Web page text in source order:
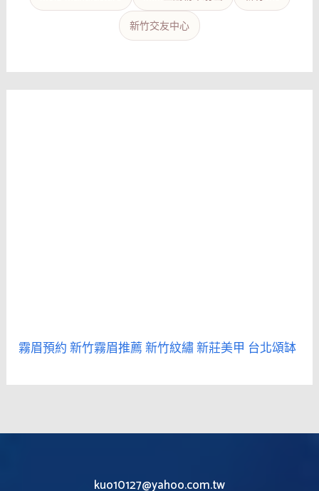
新竹交友中心
霧眉預約新竹霧眉推薦新竹紋繡新莊美甲 台北頌缽
kuo10127@yahoo.com.tw